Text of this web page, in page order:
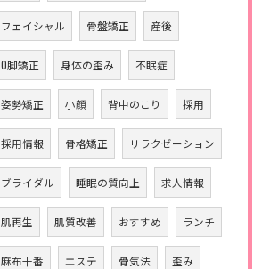
フェイシャル 骨盤矯正 産後
O脚矯正 身体の歪み 不眠症
姿勢矯正 小顔 背中のこり 採用
採用情報 骨格矯正 リラクゼーション
ブライダル 睡眠の質向上 求人情報
肌再生 肌質改善 おすすめ ランチ
麻布十番 エステ 骨気法 歪み